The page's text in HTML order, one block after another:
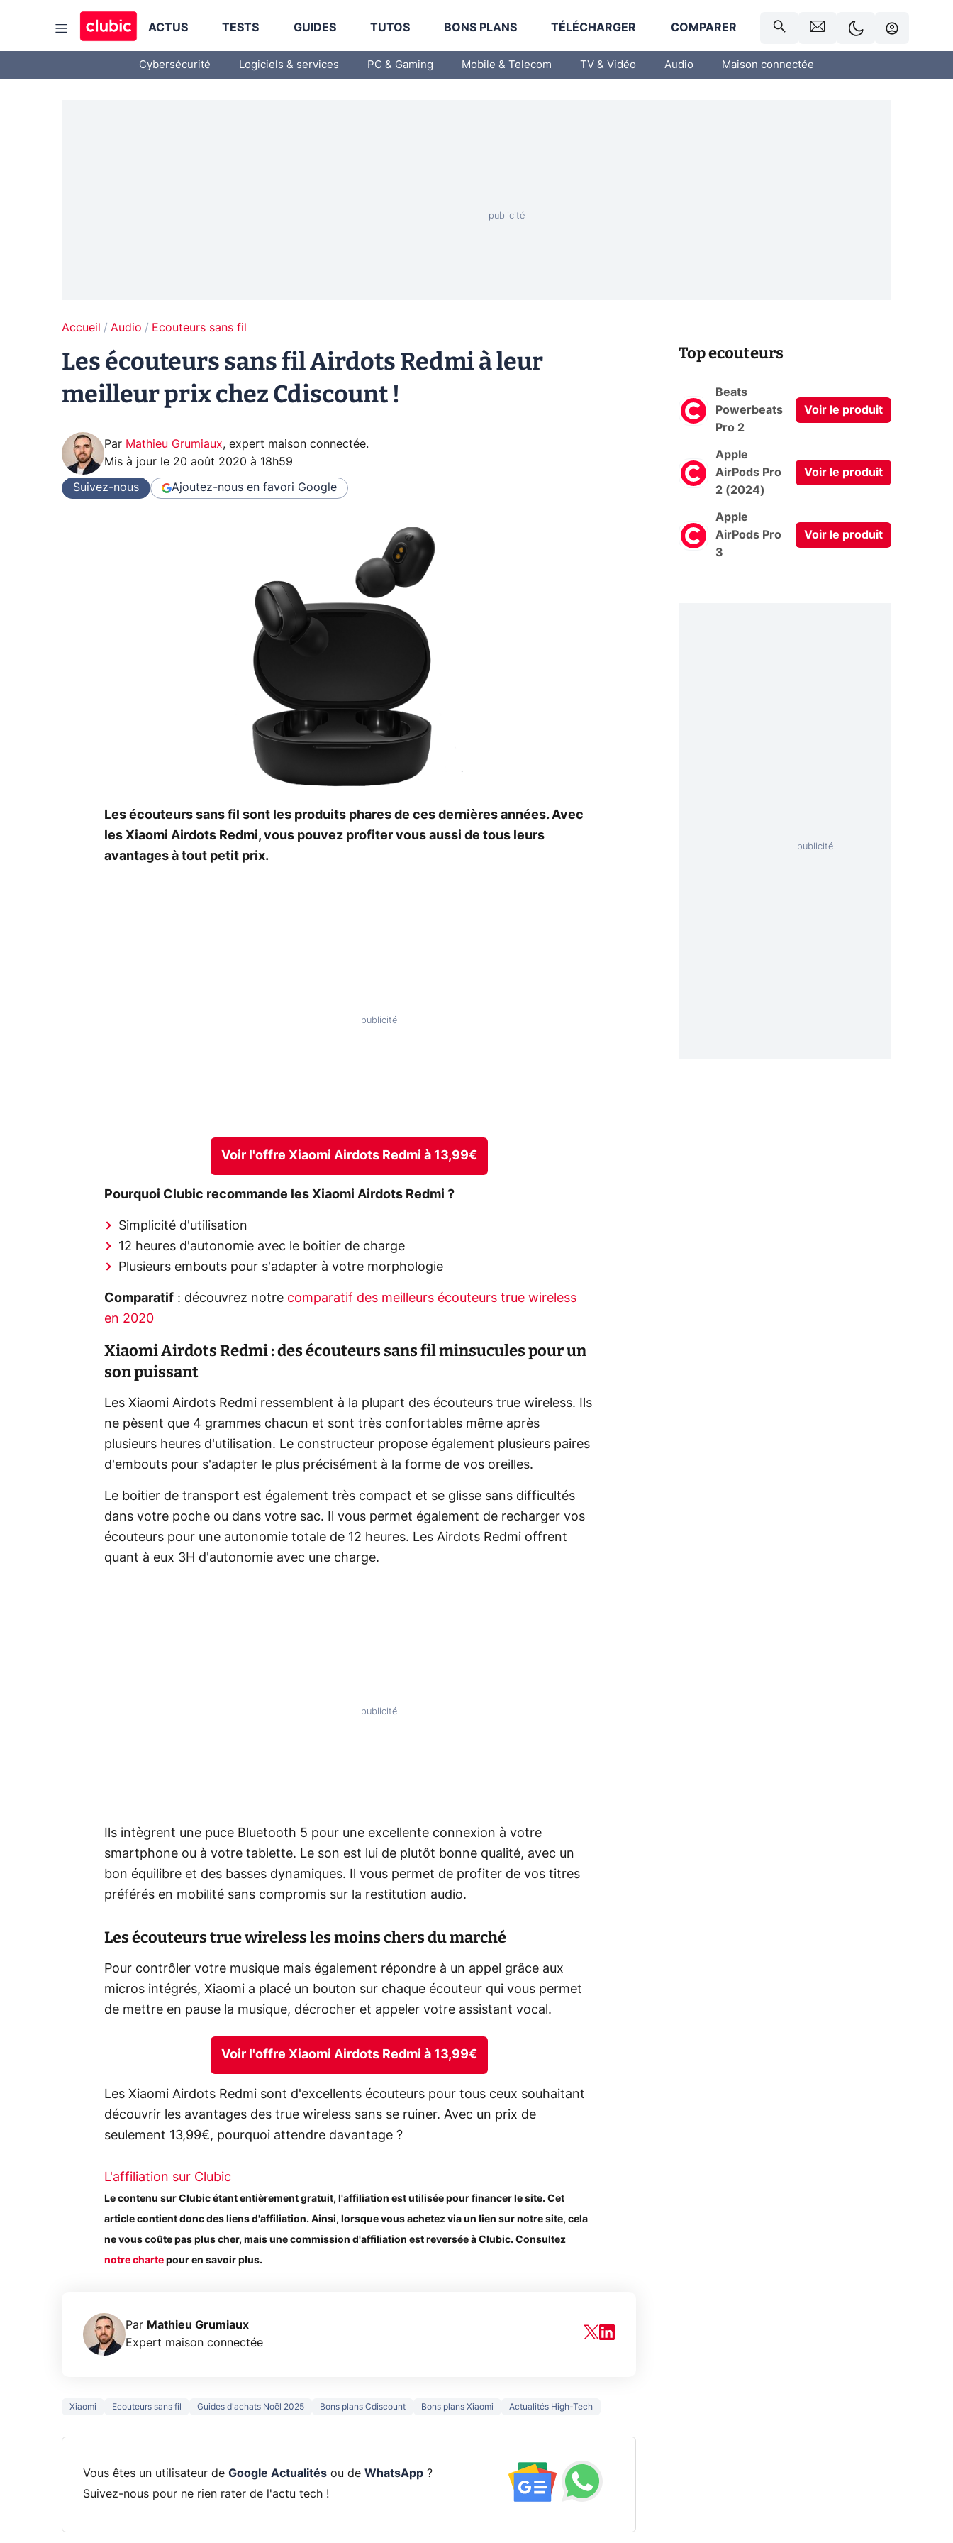
ACTUS TESTS GUIDES TUTOS BONS PLANS TÉLÉCHARGER COMPARER
Cybersécurité Logiciels & services PC & Gaming Mobile & Telecom TV & Vidéo Audio Maison connectée
Accueil Audio Ecouteurs sans fil
Les écouteurs sans fil Airdots Redmi à leur
meilleur prix chez Cdiscount !
Par Mathieu Grumiaux, expert maison connectée.
Mis à jour le 20 août 2020 à 18h59
Suivez-nous Ajoutez-nous en favori Google
Les écouteurs sans fil sont les produits phares de ces dernières années. Avec
les Xiaomi Airdots Redmi, vous pouvez profiter vous aussi de tous leurs
avantages à tout petit prix.
Voir l'offre Xiaomi Airdots Redmi à 13,99€
Pourquoi Clubic recommande les Xiaomi Airdots Redmi ?
Simplicité d'utilisation
12 heures d'autonomie avec le boitier de charge
Plusieurs embouts pour s'adapter à votre morphologie
Comparatif : découvrez notre comparatif des meilleurs écouteurs true wireless
en 2020
Xiaomi Airdots Redmi : des écouteurs sans fil minsucules pour un
son puissant
Les Xiaomi Airdots Redmi ressemblent à la plupart des écouteurs true wireless. Ils
ne pèsent que 4 grammes chacun et sont très confortables même après
plusieurs heures d'utilisation. Le constructeur propose également plusieurs paires
d'embouts pour s'adapter le plus précisément à la forme de vos oreilles.
Le boitier de transport est également très compact et se glisse sans difficultés
dans votre poche ou dans votre sac. Il vous permet également de recharger vos
écouteurs pour une autonomie totale de 12 heures. Les Airdots Redmi offrent
quant à eux 3H d'autonomie avec une charge.
Ils intègrent une puce Bluetooth 5 pour une excellente connexion à votre
smartphone ou à votre tablette. Le son est lui de plutôt bonne qualité, avec un
bon équilibre et des basses dynamiques. Il vous permet de profiter de vos titres
préférés en mobilité sans compromis sur la restitution audio.
Les écouteurs true wireless les moins chers du marché
Pour contrôler votre musique mais également répondre à un appel grâce aux
micros intégrés, Xiaomi a placé un bouton sur chaque écouteur qui vous permet
de mettre en pause la musique, décrocher et appeler votre assistant vocal.
Voir l'offre Xiaomi Airdots Redmi à 13,99€
Les Xiaomi Airdots Redmi sont d'excellents écouteurs pour tous ceux souhaitant
découvrir les avantages des true wireless sans se ruiner. Avec un prix de
seulement 13,99€, pourquoi attendre davantage ?
L'affiliation sur Clubic
Le contenu sur Clubic étant entièrement gratuit, l'affiliation est utilisée pour financer le site. Cet
article contient donc des liens d'affiliation. Ainsi, lorsque vous achetez via un lien sur notre site, cela
ne vous coûte pas plus cher, mais une commission d'affiliation est reversée à Clubic. Consultez
notre charte pour en savoir plus.
Par Mathieu Grumiaux
Expert maison connectée
Xiaomi Ecouteurs sans fil Guides d'achats Noël 2025 Bons plans Cdiscount Bons plans Xiaomi Actualités High-Tech
Vous êtes un utilisateur de Google Actualitésou de WhatsApp?
Suivez-nous pour ne rien rater de l'actu tech !
Top ecouteurs
Beats
Powerbeats
Pro 2
Voir le produit
Apple
AirPods Pro
2 (2024)
Voir le produit
Apple
AirPods Pro
3
Voir le produit